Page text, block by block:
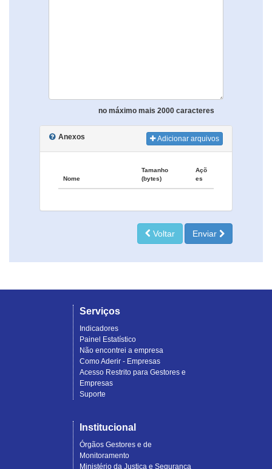
no máximo mais 2000 caracteres
Anexos Adicionar arquivos
Nome
Tamanho
(bytes)
Açõ
es
Voltar Enviar
Serviços
Indicadores
Painel Estatístico
Não encontrei a empresa
Como Aderir - Empresas
Acesso Restrito para Gestores e
Empresas
Suporte
Institucional
Órgãos Gestores e de
Monitoramento
Ministério da Justiça e Segurança